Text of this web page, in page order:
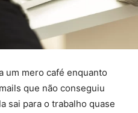
um mero café enquanto
que não conseguiu
sai para o trabalho quase